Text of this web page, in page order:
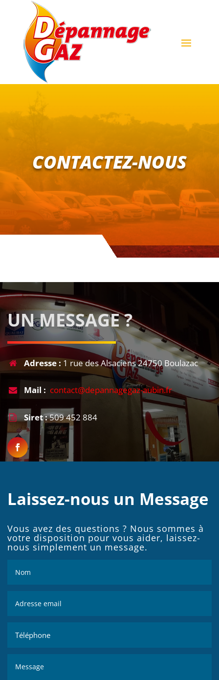
CONTACTEZ-NOUS
UN MESSAGE ?
Adresse : 1 rue des Alsaciens 24750 Boulazac
Mail : contact@depannagegaz-aubin.fr
Siret :509 452 884
Laissez-nous un Message
Vous avez des questions ? Nous sommes à
votre disposition pour vous aider, laissez-
nous simplement un message.